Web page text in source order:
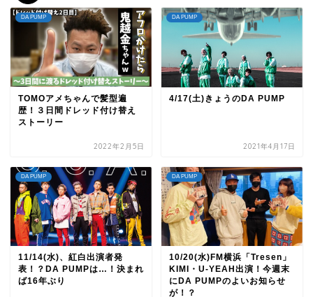
DA PUMP
TOMOアメちゃんで髪型遍
歴！３日間ドレッド付け替え
ストーリー
2022年2月5日
DA PUMP
4/17(土)きょうのDA PUMP
2021年4月17日
DA PUMP
11/14(水)、紅白出演者発
表！？DA PUMPは…！決まれ
ば16年ぶり
DA PUMP
10/20(水)FM横浜「Tresen」
KIMI・U-YEAH出演！今週末
にDA PUMPのよいお知らせ
が！？